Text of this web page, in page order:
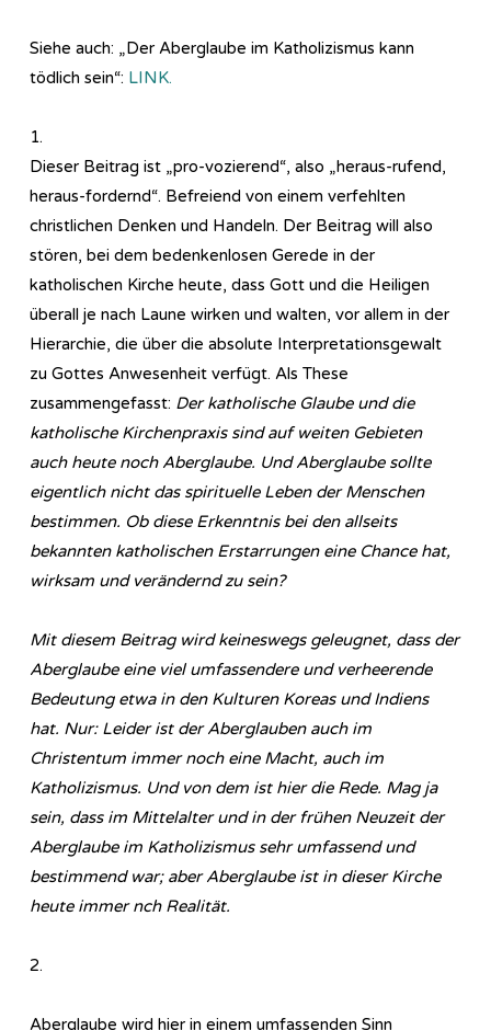
Siehe auch: „Der Aberglaube im Katholizismus kann
tödlich sein“: LINK.
1.
Dieser Beitrag ist „pro-vozierend“, also „heraus-rufend,
heraus-fordernd“. Befreiend von einem verfehlten
christlichen Denken und Handeln. Der Beitrag will also
stören, bei dem bedenkenlosen Gerede in der
katholischen Kirche heute, dass Gott und die Heiligen
überall je nach Laune wirken und walten, vor allem in der
Hierarchie, die über die absolute Interpretationsgewalt
zu Gottes Anwesenheit verfügt. Als These
zusammengefasst: Der katholische Glaube und die
katholische Kirchenpraxis sind auf weiten Gebieten
auch heute noch Aberglaube. Und Aberglaube sollte
eigentlich nicht das spirituelle Leben der Menschen
bestimmen. Ob diese Erkenntnis bei den allseits
bekannten katholischen Erstarrungen eine Chance hat,
wirksam und verändernd zu sein?
Mit diesem Beitrag wird keineswegs geleugnet, dass der
Aberglaube eine viel umfassendere und verheerende
Bedeutung etwa in den Kulturen Koreas und Indiens
hat. Nur: Leider ist der Aberglauben auch im
Christentum immer noch eine Macht, auch im
Katholizismus. Und von dem ist hier die Rede. Mag ja
sein, dass im Mittelalter und in der frühen Neuzeit der
Aberglaube im Katholizismus sehr umfassend und
bestimmend war; aber Aberglaube ist in dieser Kirche
heute immer nch Realität.
2.
Aberglaube wird hier in einem umfassenden Sinn